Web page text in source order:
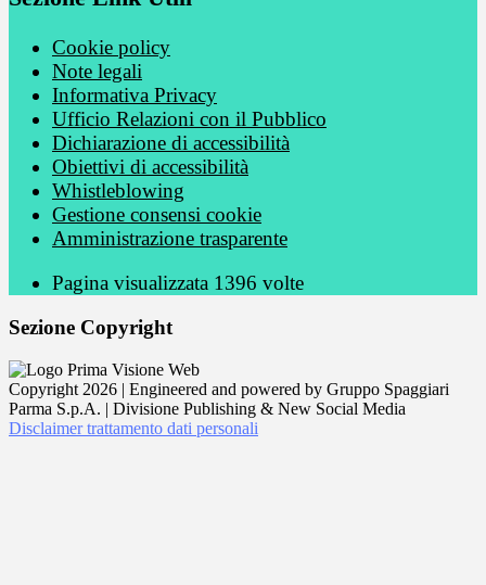
Cookie policy
Note legali
Informativa Privacy
Ufficio Relazioni con il Pubblico
Dichiarazione di accessibilità
Obiettivi di accessibilità
Whistleblowing
Gestione consensi cookie
Amministrazione trasparente
Pagina visualizzata 1396 volte
Sezione Copyright
Copyright 2026 | Engineered and powered by Gruppo Spaggiari
Parma S.p.A. | Divisione Publishing & New Social Media
Disclaimer trattamento dati personali